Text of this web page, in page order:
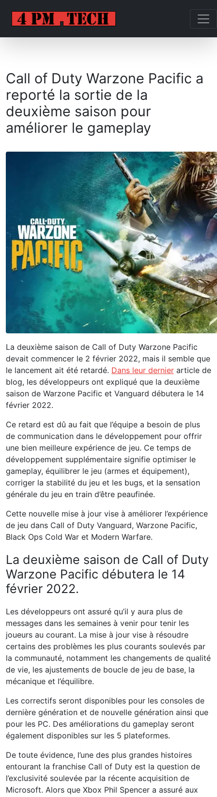
Call of Duty Warzone Pacific a
reporté la sortie de la
deuxième saison pour
améliorer le gameplay
La deuxième saison de Call of Duty Warzone Pacific
devait commencer le 2 février 2022, mais il semble que
le lancement ait été retardé. Dans leur dernier article de
blog, les développeurs ont expliqué que la deuxième
saison de Warzone Pacific et Vanguard débutera le 14
février 2022.
Ce retard est dû au fait que l’équipe a besoin de plus
de communication dans le développement pour offrir
une bien meilleure expérience de jeu. Ce temps de
développement supplémentaire signifie optimiser le
gameplay, équilibrer le jeu (armes et équipement),
corriger la stabilité du jeu et les bugs, et la sensation
générale du jeu en train d’être peaufinée.
Cette nouvelle mise à jour vise à améliorer l’expérience
de jeu dans Call of Duty Vanguard, Warzone Pacific,
Black Ops Cold War et Modern Warfare.
La deuxième saison de Call of Duty
Warzone Pacific débutera le 14
février 2022.
Les développeurs ont assuré qu’il y aura plus de
messages dans les semaines à venir pour tenir les
joueurs au courant. La mise à jour vise à résoudre
certains des problèmes les plus courants soulevés par
la communauté, notamment les changements de qualité
de vie, les ajustements de boucle de jeu de base, la
mécanique et l’équilibre.
Les correctifs seront disponibles pour les consoles de
dernière génération et de nouvelle génération ainsi que
pour les PC. Des améliorations du gameplay seront
également disponibles sur les 5 plateformes.
De toute évidence, l’une des plus grandes histoires
entourant la franchise Call of Duty est la question de
l’exclusivité soulevée par la récente acquisition de
Microsoft. Alors que Xbox Phil Spencer a assuré aux